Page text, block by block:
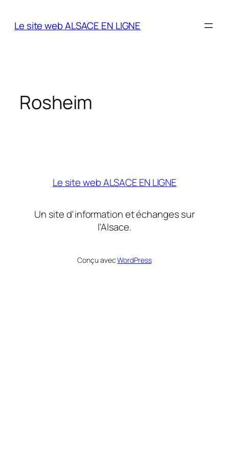
Le site web ALSACE EN LIGNE
Rosheim
Le site web ALSACE EN LIGNE
Un site d'information et échanges sur
l'Alsace.
Conçu avecWordPress